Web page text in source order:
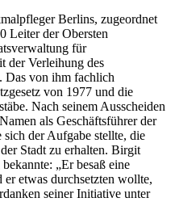
Berlins, zugeordnet
Leiter der Obersten
für
der Verleihung des
Das von ihm fachlich
von 1977 und die
Nach seinem Ausscheiden
als Geschäftsführer der
der Aufgabe stellte, die
Stadt zu erhalten. Birgit
„Er besaß eine
etwas durchsetzten wollte,
seiner Initiative unter